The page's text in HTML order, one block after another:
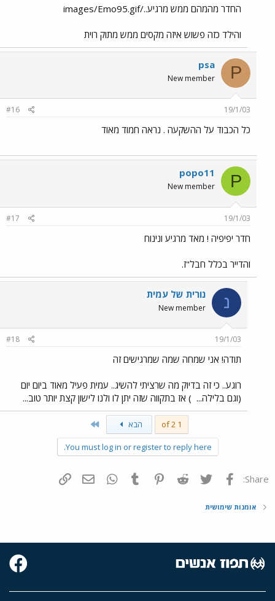
החדר מהמהם ממש מרגיע../images/Emo95.gif
והילד כזה פשוש איזה מקסים ממש מתוק רוית
P
psa
New member
19/1/03
#16
כל הכבוד על ההשקעה . נראה חמוד מאוד
P
popo11
New member
19/1/03
#17
חדר יפיפיה ! מאד מרגיע ונינוח
והדייר בכלל חבל"ז.
נ נורית של עמית
New member
19/1/03
#18
תודה! אני שמחה שמה שמרגישים זה
רוגע.. כי זה בדיוק מה שרציתי להשיג.. עמית פעיל מאוד ביום יום
(וגם בלילה... ) אז בתקווה שזה יתן לו ולנו לישון קצת יותר טוב...
1 of 2 הבא
You must log in or register to reply here.
Share: פייסבוק Twitter
Reddit
Pinterest
Tumblr
WhatsAppדואר אלקטרוני
אומנות שימושית